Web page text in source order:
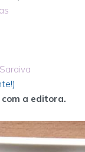
Saraiva
a editora.